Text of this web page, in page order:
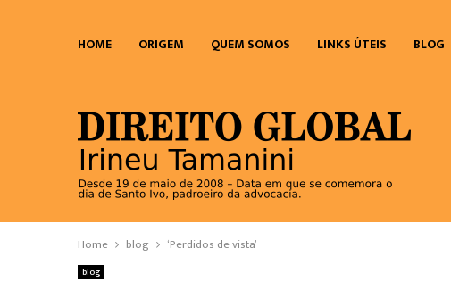
HOME ORIGEM QUEM SOMOS LINKS ÚTEIS BLOG
Home blog ‘Perdidos de vista’
blog